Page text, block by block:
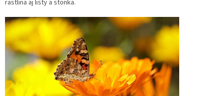
rastlina aj listy a stonka.